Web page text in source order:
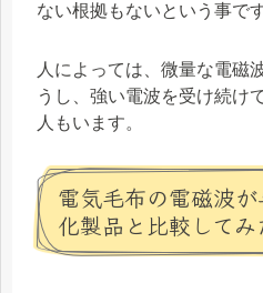
ない根拠もないという事です
人によっては、微量な電磁
うし、強い電波を受け続け
人もいます。
電気毛布の電磁波
化製品と比較してみ